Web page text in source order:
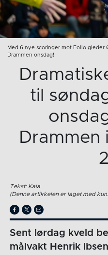
Med 6 nye scoringer mot Follo gleder
Drammen onsdag!
til
Drammen
Tekst: Kaia
(Denne artikkelen er laget med
Sent lørdag kveld
målvakt Henrik